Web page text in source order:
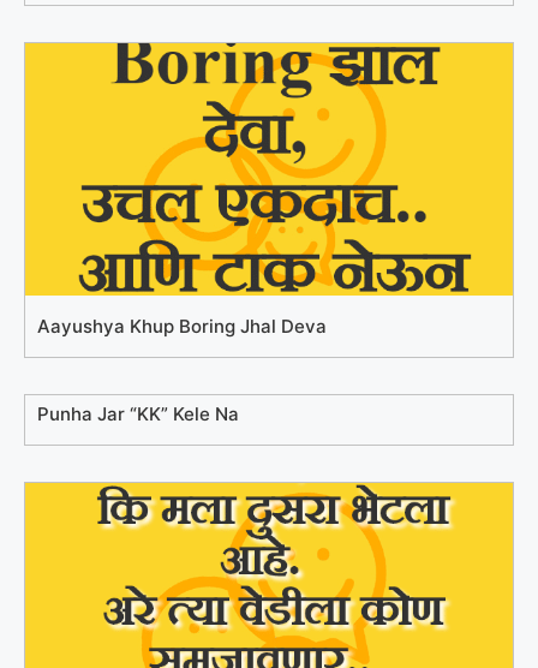
Aayushya Khup Boring Jhal Deva
Punha Jar “KK” Kele Na